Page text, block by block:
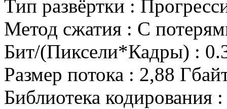
Тип развёртки :
Метод сжатия : С
Бит/(Пиксели*Кадры) :
Размер потока : 2,88
Библиотека